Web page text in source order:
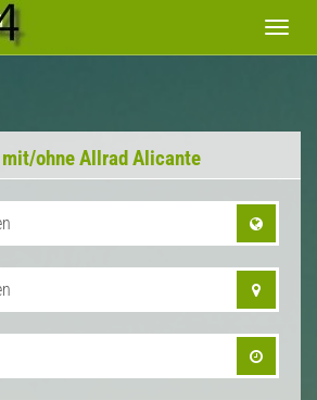
mit/ohne Allrad Alicante